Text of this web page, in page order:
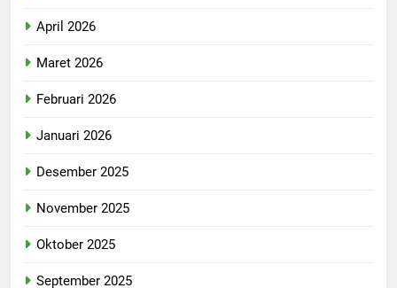
April 2026
Maret 2026
Februari 2026
Januari 2026
Desember 2025
November 2025
Oktober 2025
September 2025